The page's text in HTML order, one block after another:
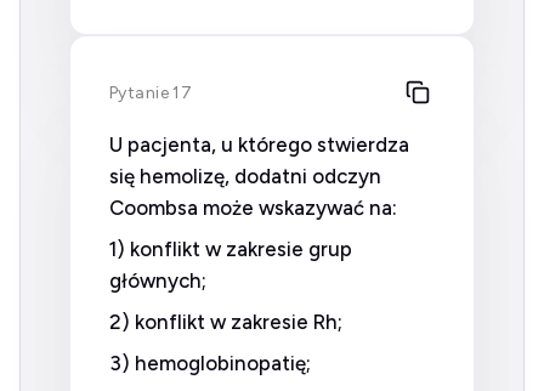
Pytanie 17
U pacjenta, u którego stwierdza
się hemolizę, dodatni odczyn
Coombsa może wskazywać na:
1) konflikt w zakresie grup
głównych;
2) konflikt w zakresie Rh;
3) hemoglobinopatię;